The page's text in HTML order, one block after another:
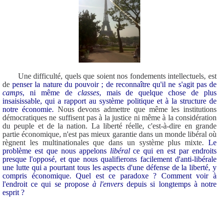
Une difficulté, quels que soient nos fondements intellectuels, est
depenser la nature du pouvoir ; de reconnaître qu'il ne s'agit pas de
camps, ni même declasses, mais de quelque chose de plus
insaisissable, qui a rapport au système politique et à la structure de
notre économie. Nous devons admettre que même les institutions
démocratiques ne suffisent pas à la justice ni même à la considération
du peuple et de la nation. La liberté réelle, c'est-à-dire en grande
partie économique, n'est pas mieux garantie dans un monde libéral où
règnent les multinationales que dans un système plus mixte. Le
problème est que nous appelons libéralce qui en est par endroits
presque l'opposé, et que nous qualifierons facilement d'anti-libérale
une lutte qui a pourtant tous les aspects d'une défense de la liberté, y
compris économique. Quel est ce paradoxe ? Comment voir à
l'endroit ce qui se propose à l'envers depuis si longtemps à notre
esprit ?